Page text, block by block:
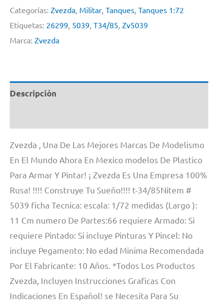
Categorías: Zvezda Militar Tanques Tanques 1:72
Etiquetas: 26299 5039 T34/85 Zv5039
Marca: Zvezda
Descripción
Zvezda , Una De Las Mejores Marcas De Modelismo
En El Mundo Ahora En Mexico modelos De Plastico
Para Armar Y Pintar! ¡ Zvezda Es Una Empresa 100%
Rusa! !!!! Construye Tu Sueño!!!! t-34/85Nitem #
5039 ficha Tecnica: escala: 1/72 medidas (Largo ):
11 Cm numero De Partes:66 requiere Armado: Si
requiere Pintado: Si incluye Pinturas Y Pincel: No
incluye Pegamento: No edad Minima Recomendada
Por El Fabricante: 10 Años. *Todos Los Productos
Zvezda, Incluyen Instrucciones Graficas Con
Indicaciones En Español! se Necesita Para Su